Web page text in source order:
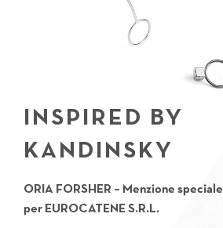
INSPIRED BY
KANDINSKY
ORIA FORSHER – Menzione speciale
per EUROCATENE S.R.L.